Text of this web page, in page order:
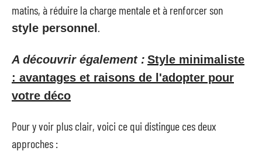
matins, à réduire la charge mentale et à renforcer son
style personnel .
A découvrir également : Style minimaliste
: avantages et raisons de l'adopter pour
votre déco
Pour y voir plus clair, voici ce qui distingue ces deux
approches :